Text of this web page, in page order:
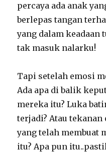
percaya ada anak
berlepas tangan
yang dalam keadaan
tak masuk nalarku!
Tapi setelah emosi
Ada apa di balik
mereka itu? Luka
terjadi? Atau
yang telah membuat
itu? Apa pun